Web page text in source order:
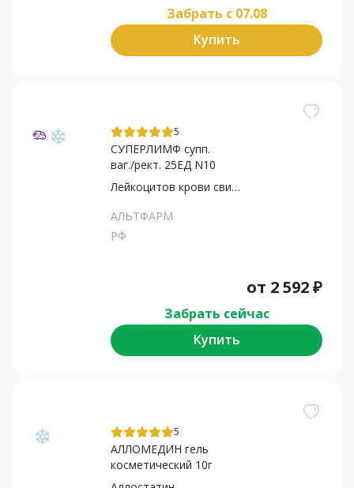
Забрать c 07.08
Купить
5
СУПЕРЛИМФ супп.
ваг./рект. 25ЕД N10
Лейкоцитов крови свиней...
АЛЬТФАРМ
РФ
от 2 592₽
Забрать сейчас
Купить
5
АЛЛОМЕДИН гель
косметический 10г